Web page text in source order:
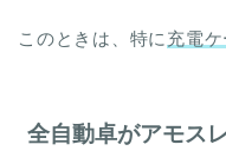
このときは、特に 充電
全自動卓がアモス